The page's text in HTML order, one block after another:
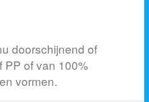
doorschijnend of
PP of van 100%
vormen.